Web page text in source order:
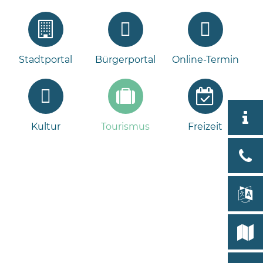
Stadtportal Bürgerportal Online-Termin
Kultur Tourismus Freizeit
Bleeck
19